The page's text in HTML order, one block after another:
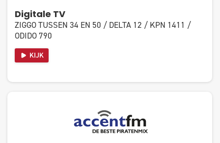
Digitale TV
ZIGGO TUSSEN 34 EN 50 / DELTA 12 / KPN 1411 /
ODIDO 790
KIJK